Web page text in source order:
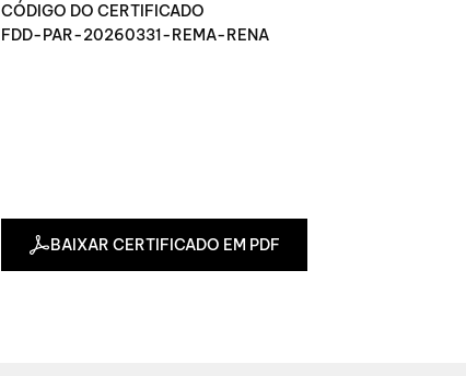
CÓDIGO DO CERTIFICADO
FDD-PAR-20260331-REMA-RENA
BAIXAR CERTIFICADO EM PDF